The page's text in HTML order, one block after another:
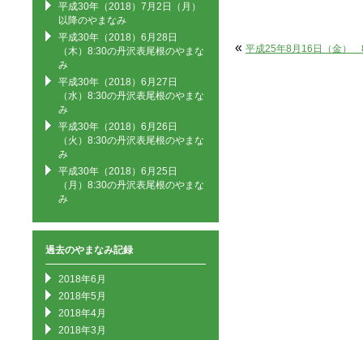
平成30年（2018）7月2日（月）
以降のやまなみ
平成30年（2018）6月28日
（木）8:30の丹沢表尾根のやまな
み
平成30年（2018）6月27日
（水）8:30の丹沢表尾根のやまな
み
平成30年（2018）6月26日
（火）8:30の丹沢表尾根のやまな
み
平成30年（2018）6月25日
（月）8:30の丹沢表尾根のやまな
み
過去のやまなみ記録
2018年6月
2018年5月
2018年4月
2018年3月
« 平成25年8月16日（金）